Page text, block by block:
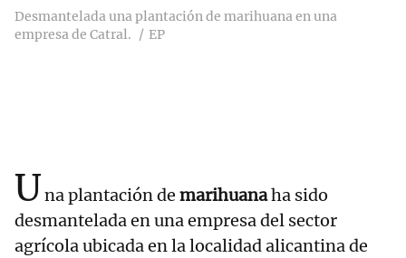
Desmantelada una plantación de marihuana en una
empresa de Catral.
EP
Una plantación de marihuanaha sido
desmantelada en una empresa del sector
agrícola ubicada en la localidad alicantina de